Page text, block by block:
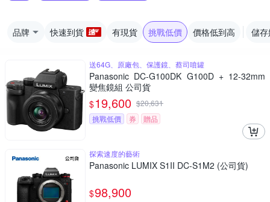
品牌 快速到貨 有現貨 挑戰低價 價格低到高 儲
送64G、原廠包、保護鏡、蔡司噴罐
Panasonic DC-G100DK G100D + 12-32mm
變焦鏡組 公司貨
$19,600 $20,631
挑戰低價
券 贈品
探索速度的藝術
Panasonic LUMIX S1II DC-S1M2 (公司貨)
$98,900